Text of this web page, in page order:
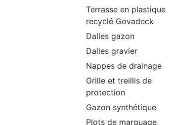
Terrasse en plastique
recyclé Govadeck
Dalles gazon
Dalles gravier
Nappes de drainage
Grille et treillis de
protection
Gazon synthétique
Plots de marquage